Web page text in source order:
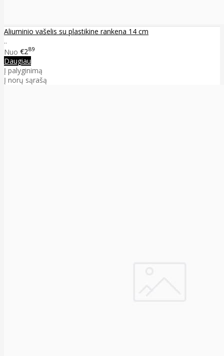
Aliuminio vašelis su plastikine rankena 14 cm
..
Nuo €289
Daugiau
Į palyginimą
Į norų sąrašą